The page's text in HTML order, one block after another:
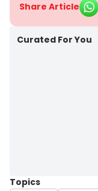
Share Article
Curated For You
Topics